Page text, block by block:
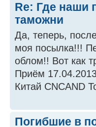
Re: Где наши
таможни
Да, теперь,
моя посылка!!!
облом!! Вот как
Приём
Китай CNCAND
Погибшие в